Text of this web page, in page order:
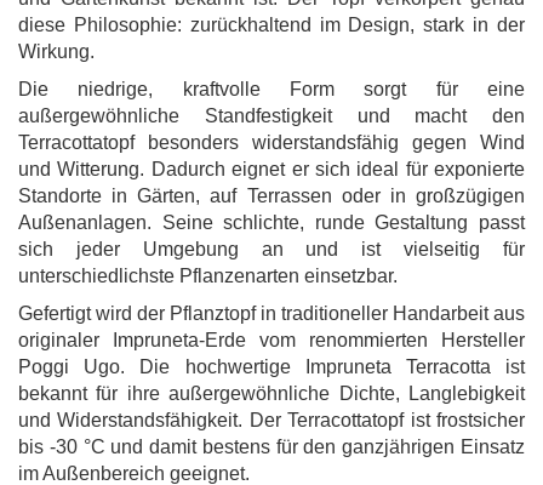
diese Philosophie: zurückhaltend im Design, stark in der
Wirkung.
Die niedrige, kraftvolle Form sorgt für eine
außergewöhnliche Standfestigkeit und macht den
Terracottatopf besonders widerstandsfähig gegen Wind
und Witterung. Dadurch eignet er sich ideal für exponierte
Standorte in Gärten, auf Terrassen oder in großzügigen
Außenanlagen. Seine schlichte, runde Gestaltung passt
sich jeder Umgebung an und ist vielseitig für
unterschiedlichste Pflanzenarten einsetzbar.
Gefertigt wird der Pflanztopf in traditioneller Handarbeit aus
originaler Impruneta-Erde vom renommierten Hersteller
Poggi Ugo. Die hochwertige Impruneta Terracotta ist
bekannt für ihre außergewöhnliche Dichte, Langlebigkeit
und Widerstandsfähigkeit. Der Terracottatopf ist frostsicher
bis -30 °C und damit bestens für den ganzjährigen Einsatz
im Außenbereich geeignet.